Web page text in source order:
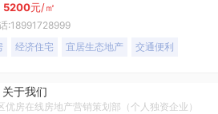
5200元/㎡
:18991728999
经济住宅 宜居生态地产 交通便利
关于我们
房在线房地产营销策划部（个人独资企业）